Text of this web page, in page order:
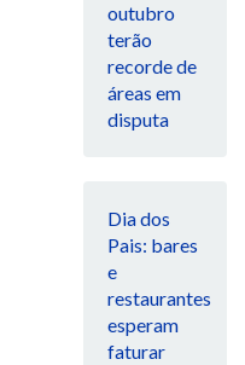
outubro
terão
recorde de
áreas em
disputa
Dia dos
Pais: bares
e
restaurantes
esperam
faturar